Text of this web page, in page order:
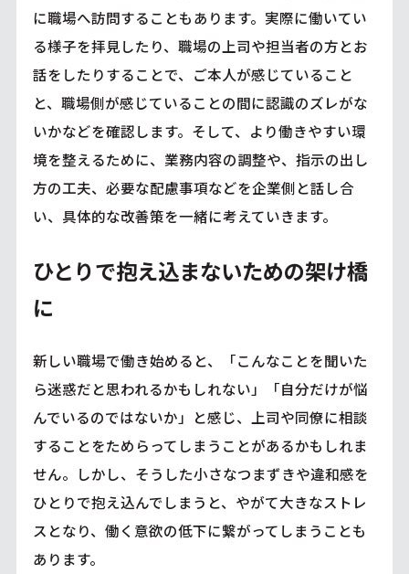
に職場へ訪問することもあります。実際に働いてい
る様子を拝見したり、職場の上司や担当者の方とお
話をしたりすることで、ご本人が感じていること
と、職場側が感じていることの間に認識のズレがな
いかなどを確認します。そして、より働きやすい環
境を整えるために、業務内容の調整や、指示の出し
方の工夫、必要な配慮事項などを企業側と話し合
い、具体的な改善策を一緒に考えていきます。
ひとりで抱え込まないための架け橋
に
新しい職場で働き始めると、「こんなことを聞いた
ら迷惑だと思われるかもしれない」「自分だけが悩
んでいるのではないか」と感じ、上司や同僚に相談
することをためらってしまうことがあるかもしれま
せん。しかし、そうした小さなつまずきや違和感を
ひとりで抱え込んでしまうと、やがて大きなストレ
スとなり、働く意欲の低下に繋がってしまうことも
あります。